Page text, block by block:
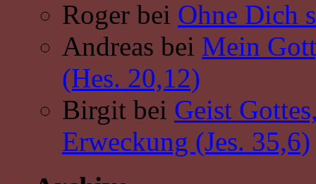
Roger bei Ohne Dich
Andreas bei Mein
(Hes. 20,12)
Birgit bei Geist
Erweckung (Jes. 35,6)